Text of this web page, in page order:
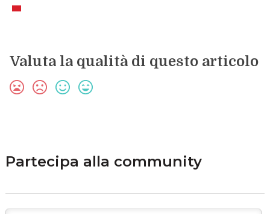
Valuta la qualità di questo articolo
Partecipa alla community